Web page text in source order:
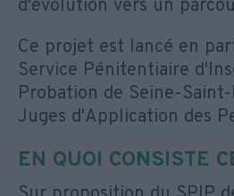
d'évolution vers un
Ce projet est lancé en
Service Pénitentiaire
Probation de Seine-
Juges d'Application des
EN QUOI CONSISTE